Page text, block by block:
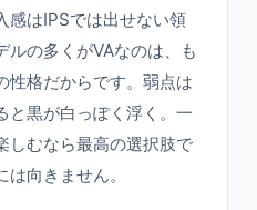
感はIPSでは出せない領
ルの多くがVAなのは、も
性格だからです。弱点は
と黒が白っぽく浮く。一
しむなら最高の選択肢で
向きません。